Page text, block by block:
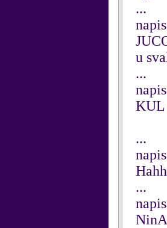
...
u
...
KUL
...
...